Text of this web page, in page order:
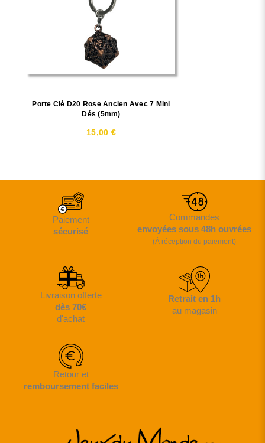
Porte Clé D20 Rose Ancien Avec 7 Mini
Dés (5mm)
15,00 €
Paiement
sécurisé
Commandes
envoyées sous 48h ouvrées
(À réception du paiement)
Livraison offerte
dès 70€
d'achat
Retrait en 1h
au magasin
Retour et
remboursement faciles